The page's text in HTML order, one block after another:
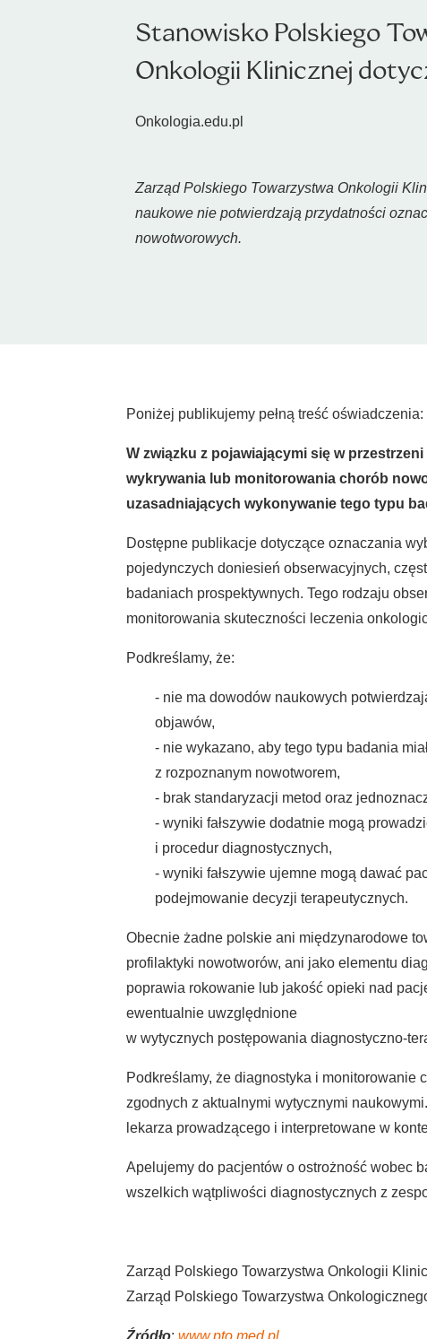
Stanowisko Polskiego
Onkologii Klinicznej
Onkologia.edu.pl
Zarząd Polskiego Towarzystwa Onkologii
naukowe nie potwierdzają przydatności
nowotworowych.
Poniżej publikujemy pełną treść oświadczenia:
W związku z pojawiającymi się w
wykrywania lub monitorowania chorób
uzasadniających wykonywanie tego typu
Dostępne publikacje dotyczące oznaczania
pojedynczych doniesień obserwacyjnych,
badaniach prospektywnych. Tego rodzaju
monitorowania skuteczności leczenia
Podkreślamy, że:
- nie ma dowodów naukowych
objawów,
- nie wykazano, aby tego typu badania
z rozpoznanym nowotworem,
- brak standaryzacji metod oraz
- wyniki fałszywie dodatnie mogą
i procedur diagnostycznych,
- wyniki fałszywie ujemne mogą dawać
podejmowanie decyzji terapeutycznych.
Obecnie żadne polskie ani międzynarodowe
profilaktyki nowotworów, ani jako elementu
poprawia rokowanie lub jakość opieki nad
ewentualnie uwzględnione
w wytycznych postępowania diagnostyczno-
Podkreślamy, że diagnostyka i monitorowanie
zgodnych z aktualnymi wytycznymi
lekarza prowadzącego i interpretowane w
Apelujemy do pacjentów o ostrożność wobec
wszelkich wątpliwości diagnostycznych z
Zarząd Polskiego Towarzystwa Onkologii
Zarząd Polskiego Towarzystwa
Źródło: www.pto.med.pl